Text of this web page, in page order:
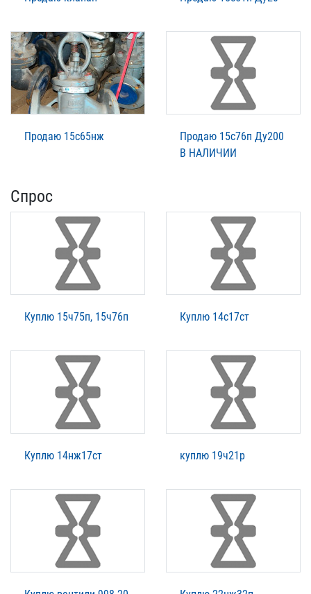
Продаю 15с65нж
Продаю 15с76п Ду200
В НАЛИЧИИ
Спрос
Куплю 15ч75п, 15ч76п Куплю 14с17ст
Куплю 14нж17ст куплю 19ч21р